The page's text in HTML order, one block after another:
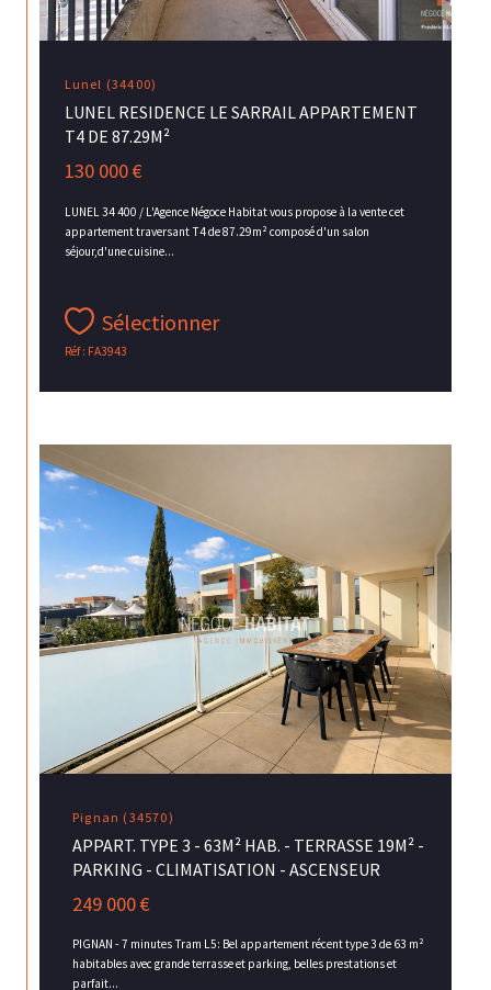
Lunel (34400)
LUNEL RESIDENCE LE SARRAIL APPARTEMENT
T4 DE 87.29M²
130 000 €
LUNEL 34 400 / L'Agence Négoce Habitat vous propose à la vente cet
appartement traversant T4 de 87.29m² composé d'un salon
séjour,d'une cuisine...
Sélectionner
Réf : FA3943
Pignan (34570)
APPART. TYPE 3 - 63M² HAB. - TERRASSE 19M² -
PARKING - CLIMATISATION - ASCENSEUR
249 000 €
PIGNAN - 7 minutes Tram L5: Bel appartement récent type 3 de 63 m²
habitables avec grande terrasse et parking, belles prestations et
parfait...